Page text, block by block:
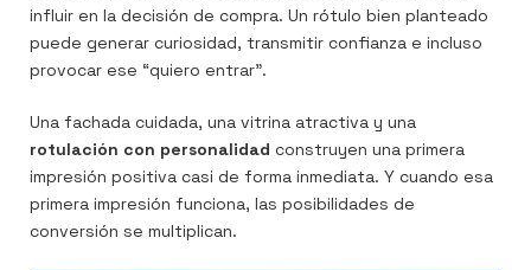
influir en la decisión de compra. Un rótulo bien planteado
puede generar curiosidad, transmitir confianza e incluso
provocar ese “quiero entrar”.
Una fachada cuidada, una vitrina atractiva y una
rotulación con personalidad construyen una primera
impresión positiva casi de forma inmediata. Y cuando esa
primera impresión funciona, las posibilidades de
conversión se multiplican.